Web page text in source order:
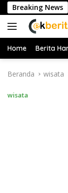
Langsung
ke
konten
Breaking News
di Jakarta
Home Berita
Beranda wisata
wisata